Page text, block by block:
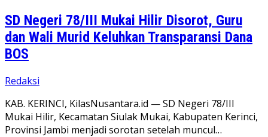
SD Negeri 78/III Mukai Hilir Disorot, Guru
dan Wali Murid Keluhkan Transparansi Dana
BOS
Redaksi
KAB. KERINCI, KilasNusantara.id — SD Negeri 78/III
Mukai Hilir, Kecamatan Siulak Mukai, Kabupaten Kerinci,
Provinsi Jambi menjadi sorotan setelah muncul…